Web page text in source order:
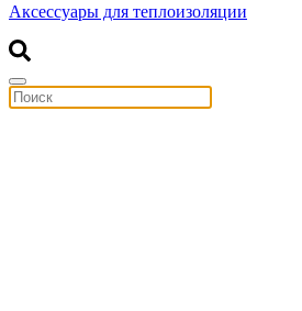
Аксессуары для теплоизоляции